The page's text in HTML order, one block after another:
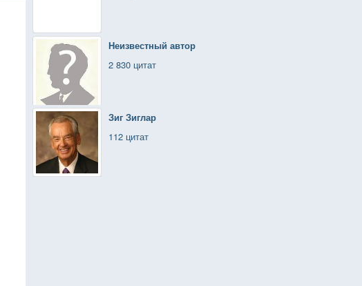
Неизвестный автор
2 830 цитат
Зиг Зиглар
112 цитат